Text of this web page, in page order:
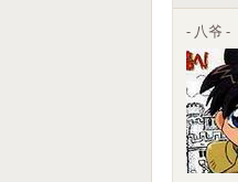
- 八爷 -